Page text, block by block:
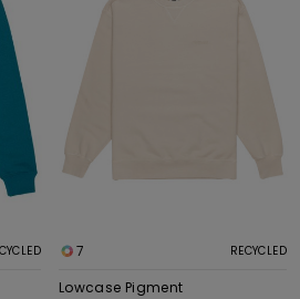
7 RECYCLED
Lowcase Pigment